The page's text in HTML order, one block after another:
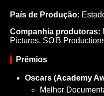
País de Produção:
Companhia produtoras:
Pictures, SO'B
Prêmios
Oscars (Academy
Melhor